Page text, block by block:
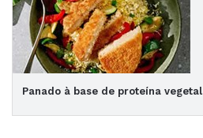
Panado à base de proteína vegetal